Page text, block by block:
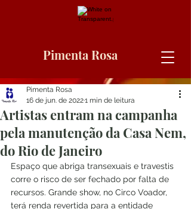
Pimenta Rosa
Artistas entram na campanha
pela manutenção da Casa Nem,
do Rio de Janeiro
Pimenta Rosa
16 de jun. de 20221 min de leitura
Espaço que abriga transexuais e travestis
corre o risco de ser fechado por falta de
recursos. Grande show, no Circo Voador,